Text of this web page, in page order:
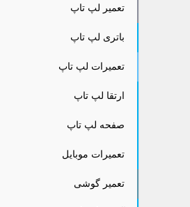
تعمیر لپ تاپ
باتری لپ تاپ
تعمیرات لپ تاپ
ارتقا لپ تاپ
صفحه لپ تاپ
تعمیرات موبایل
تعمیر گوشی